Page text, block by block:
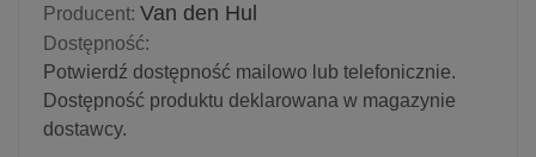
Producent: Van den Hul
Dostępność:
Potwierdź dostępność mailowo lub telefonicznie.
Dostępność produktu deklarowana w magazynie
dostawcy.